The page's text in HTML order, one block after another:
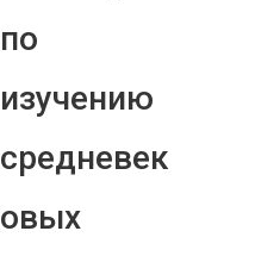
по
изучению
средневек
овых